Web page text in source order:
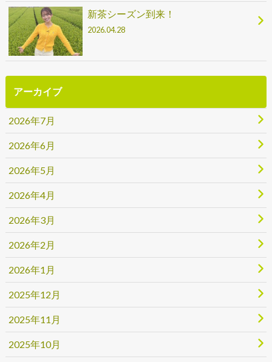
新茶シーズン到来！
2026.04.28
アーカイブ
2026年7月
2026年6月
2026年5月
2026年4月
2026年3月
2026年2月
2026年1月
2025年12月
2025年11月
2025年10月